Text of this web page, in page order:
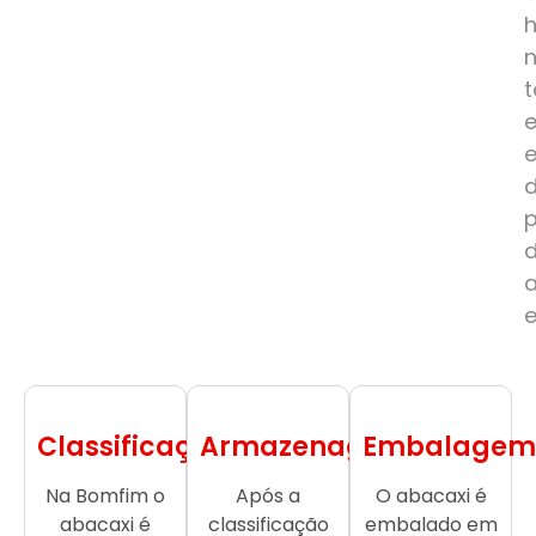
e
Classificação
Na Bomfim o
abacaxi é
Armazenagem
Após a
classificação
Embalagem
O abacaxi é
embalado em